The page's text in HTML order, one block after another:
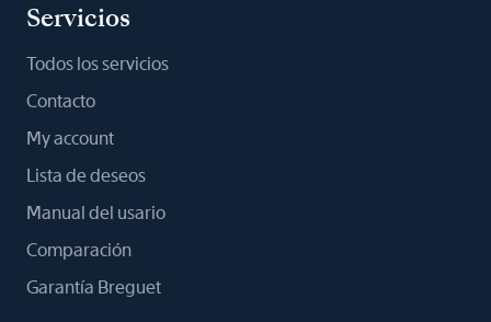
Servicios
Todos los servicios
Contacto
My account
Lista de deseos
Manual del usario
Comparación
Garantía Breguet